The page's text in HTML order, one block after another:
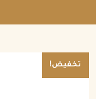
تخفيض!